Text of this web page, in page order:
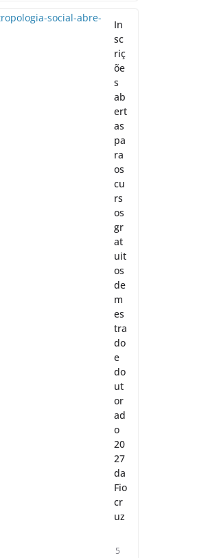
In
sc
riç
õe
s
ab
ert
as
pa
ra
os
cu
rs
os
gr
at
uit
os
de
m
es
tra
do
e
do
ut
or
ad
o
20
27
da
Fio
cr
uz
5